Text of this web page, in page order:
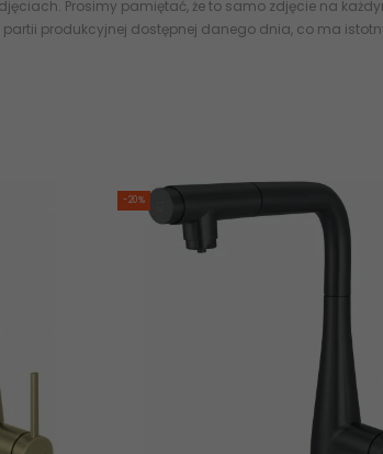
Prosimy pamiętać, że to samo zdjęcie na
produkcyjnej dostępnej danego dnia, co ma
-20%